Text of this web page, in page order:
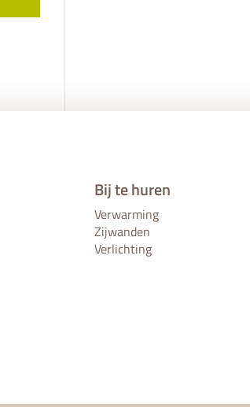
Bij te huren
Verwarming
Zijwanden
Verlichting